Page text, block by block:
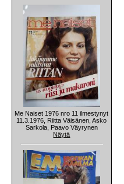
Me Naiset 1976 nro 11 ilmestynyt
11.3.1976, Riitta Väisänen, Asko
Sarkola, Paavo Väyrynen
Näytä